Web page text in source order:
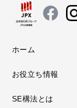
ホーム
お役立ち情報
SE構法とは